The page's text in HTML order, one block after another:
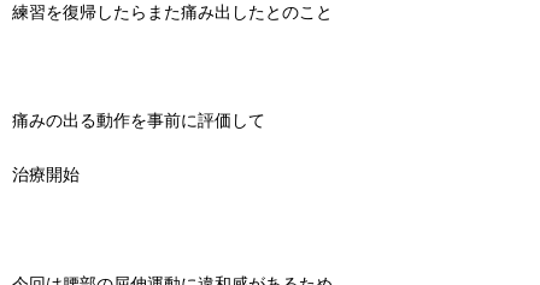
練習を復帰したらまた痛み出したとのこと
痛みの出る動作を事前に評価して
治療開始